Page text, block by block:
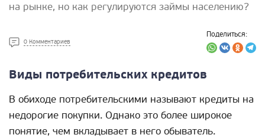
на рынке, но как регулируются займы населению?
0 Комментариев
Поделиться:
Виды потребительских кредитов
В обиходе потребительскими называют кредиты на
недорогие покупки. Однако это более широкое
понятие, чем вкладывает в него обыватель.